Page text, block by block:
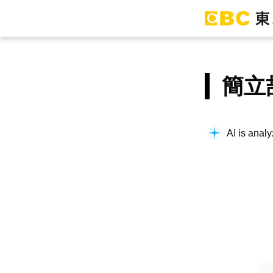
簡立
AI is